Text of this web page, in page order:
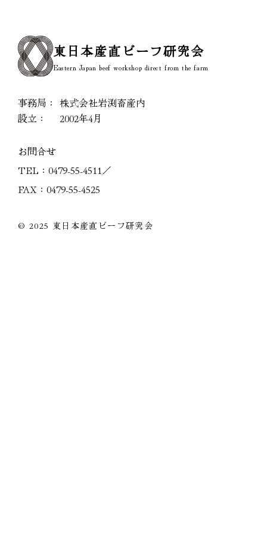
東日本産直ビーフ研究会
Eastern Japan beef workshop direct from the farm
事務局： 株式会社岩渕畜産内
設立：
2002年4月
お問合せ
TEL： 0479-55-4511／
FAX：0479-55-4525
© 2025 東日本産直ビーフ研究会